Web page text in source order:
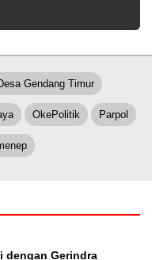
Gendang Timur
OkePolitik Parpol
dengan Gerindra